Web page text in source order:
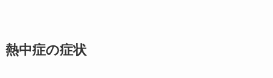
熱中症の症状